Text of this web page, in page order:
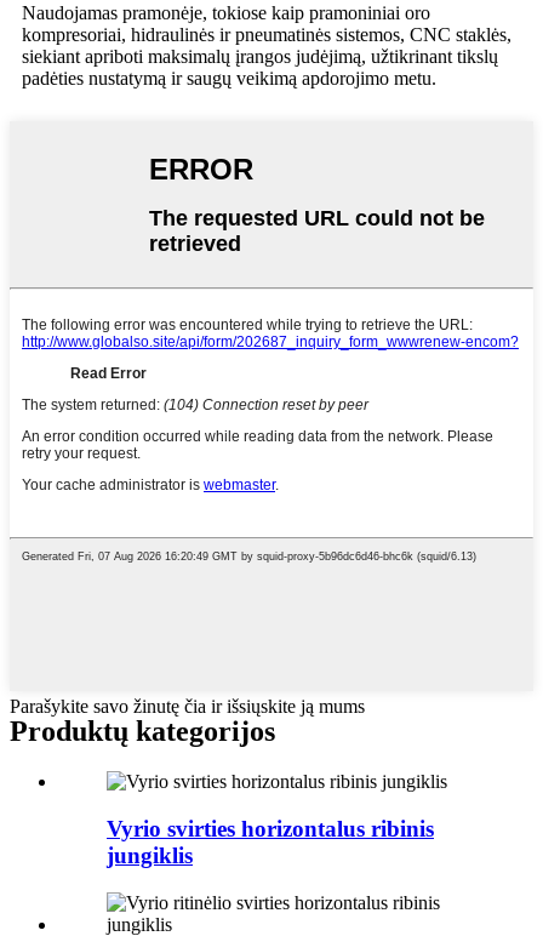
Naudojamas pramonėje, tokiose kaip pramoniniai oro
kompresoriai, hidraulinės ir pneumatinės sistemos, CNC staklės,
siekiant apriboti maksimalų įrangos judėjimą, užtikrinant tikslų
padėties nustatymą ir saugų veikimą apdorojimo metu.
Parašykite savo žinutę čia ir išsiųskite ją mums
Produktų kategorijos
Vyrio svirties horizontalus ribinis
jungiklis